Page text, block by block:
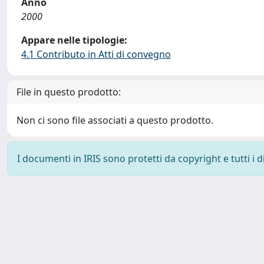
2000
Appare nelle tipologie:
4.1 Contributo in Atti di convegno
File in questo prodotto:
Non ci sono file associati a questo prodotto.
I documenti in IRIS sono protetti da copyright e tutti i